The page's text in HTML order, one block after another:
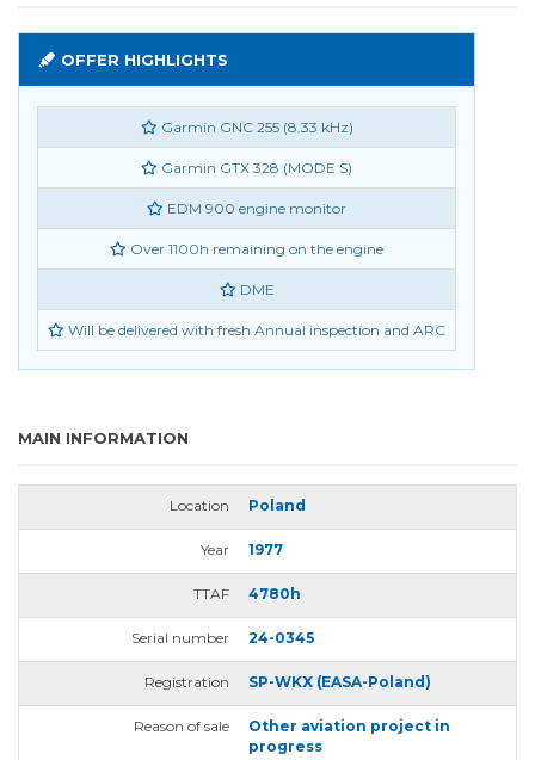
OFFER HIGHLIGHTS
Garmin GNC 255 (8.33 kHz)
Garmin GTX 328 (MODE S)
EDM 900 engine monitor
Over 1100h remaining on the engine
DME
Will be delivered with fresh Annual inspection and ARC
MAIN INFORMATION
Location Poland
Year 1977
TTAF 4780h
Serial number 24-0345
Registration SP-WKX (EASA-Poland)
Reason of sale
Other aviation project in
progress